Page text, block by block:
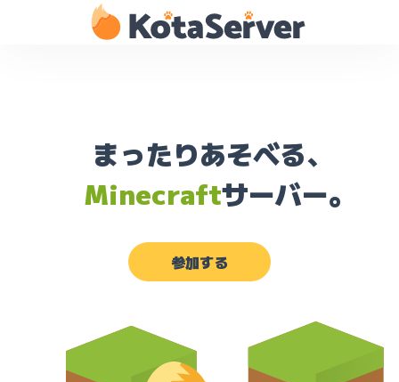
まったりあそべる、
Minecraftサーバー。
参加する